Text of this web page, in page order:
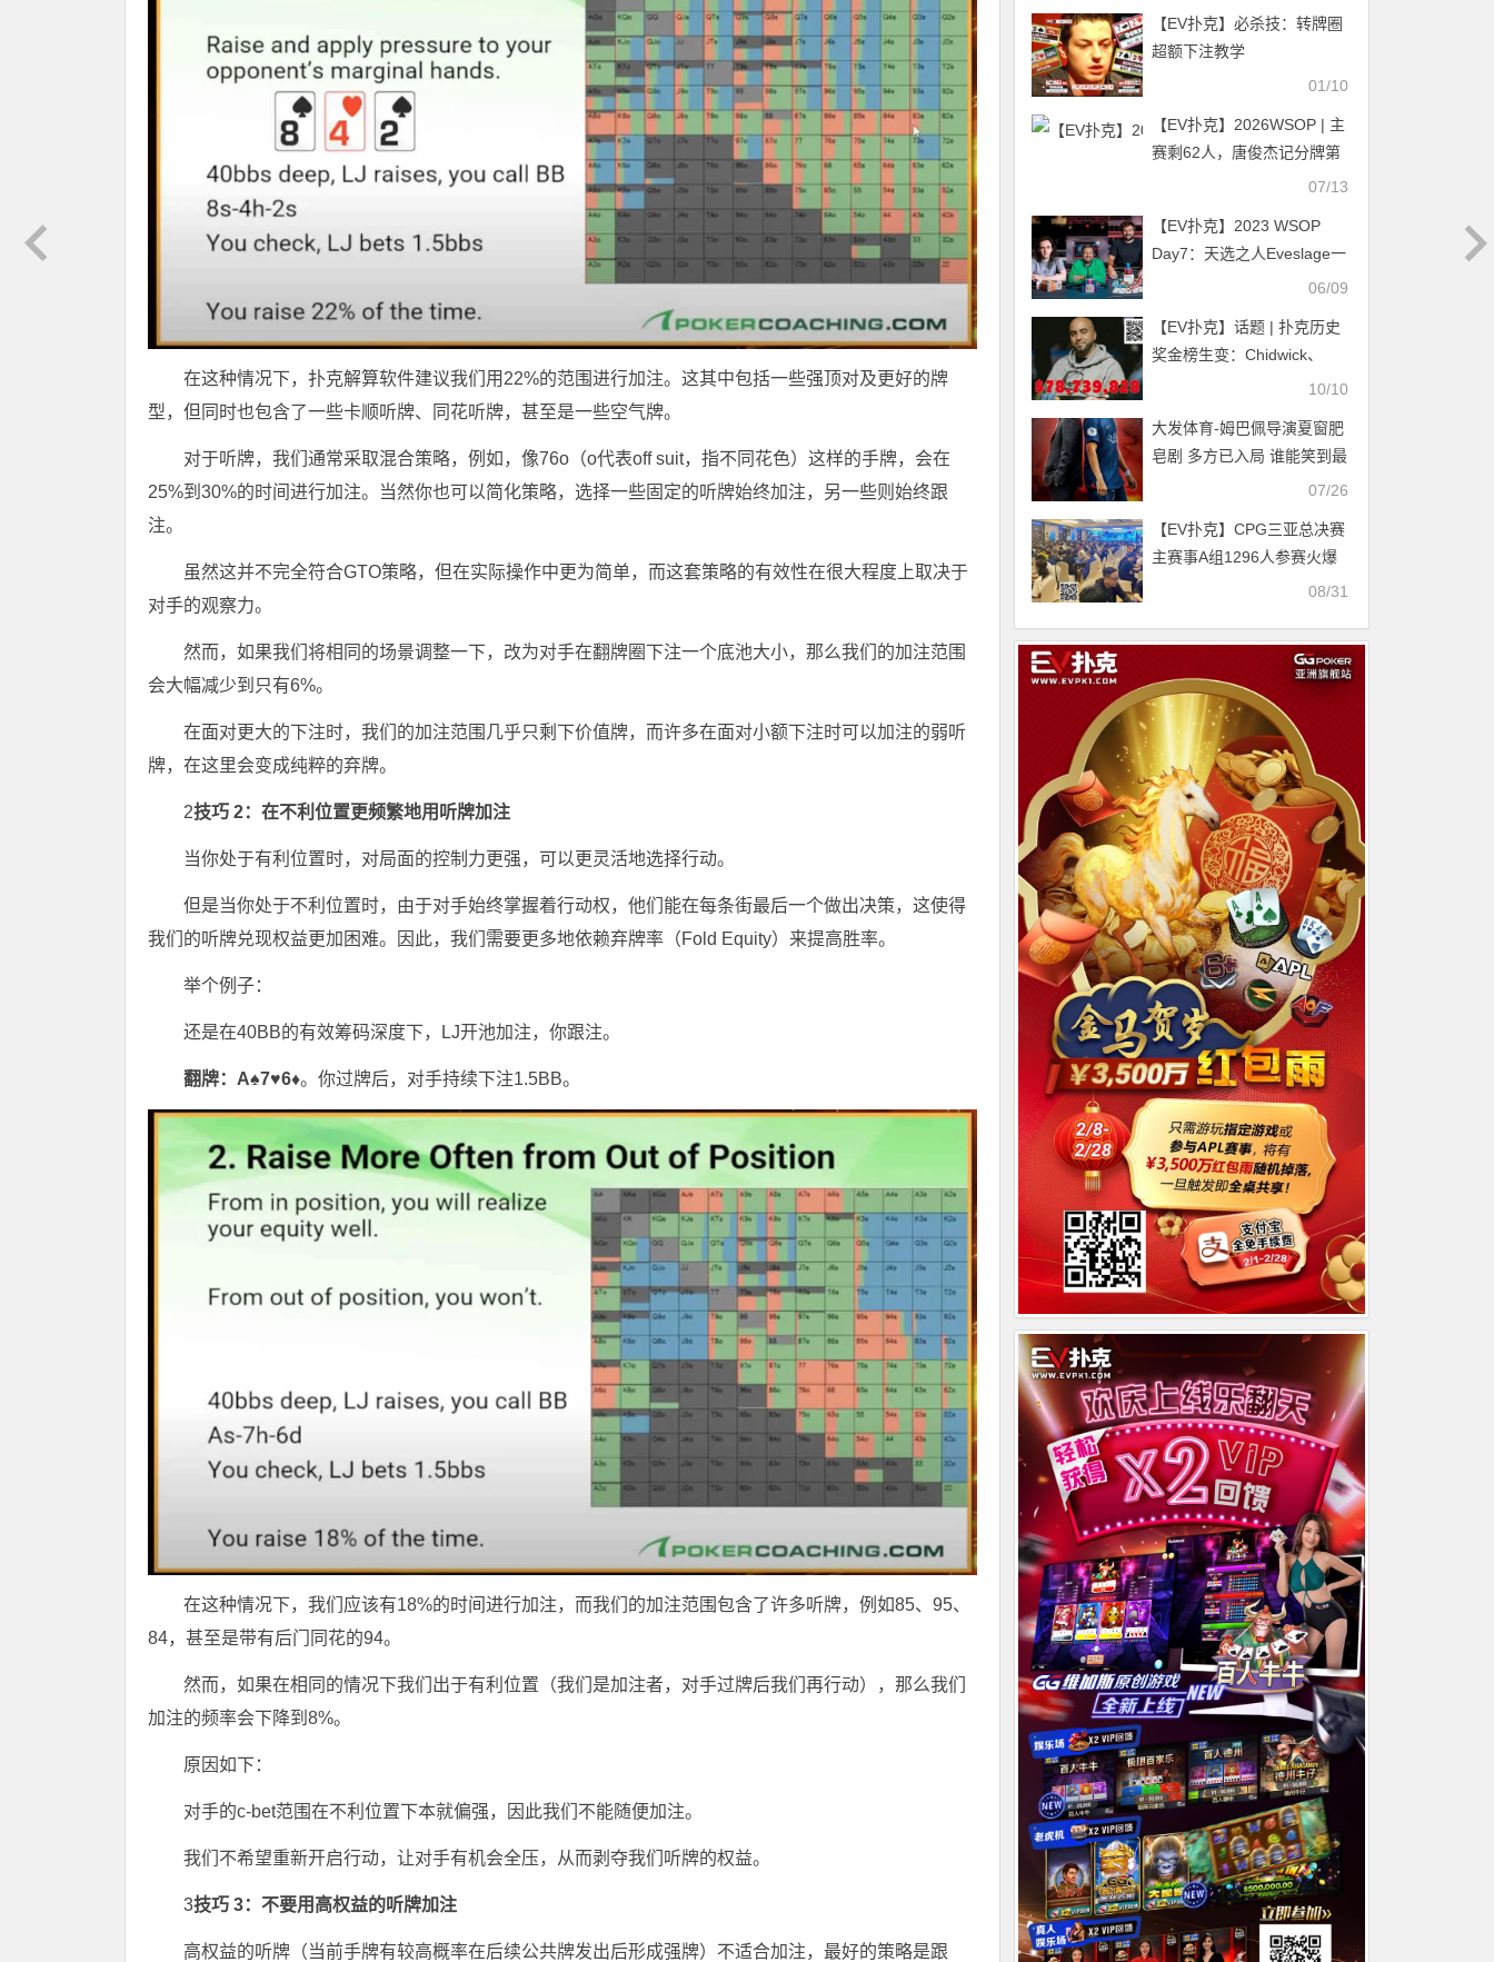
在这种情况下，扑克解算软件建议我们用22%的范围进行加注。这其中包括一些强顶对及更好的牌
型，但同时也包含了一些卡顺听牌、同花听牌，甚至是一些空气牌。
对于听牌，我们通常采取混合策略，例如，像76o（o代表off suit，指不同花色）这样的手牌，会在
25%到30%的时间进行加注。当然你也可以简化策略，选择一些固定的听牌始终加注，另一些则始终跟
注。
虽然这并不完全符合GTO策略，但在实际操作中更为简单，而这套策略的有效性在很大程度上取决于
对手的观察力。
然而，如果我们将相同的场景调整一下，改为对手在翻牌圈下注一个底池大小，那么我们的加注范围
会大幅减少到只有6%。
在面对更大的下注时，我们的加注范围几乎只剩下价值牌，而许多在面对小额下注时可以加注的弱听
牌，在这里会变成纯粹的弃牌。
2技巧 2：在不利位置更频繁地用听牌加注
当你处于有利位置时，对局面的控制力更强，可以更灵活地选择行动。
但是当你处于不利位置时，由于对手始终掌握着行动权，他们能在每条街最后一个做出决策，这使得
我们的听牌兑现权益更加困难。因此，我们需要更多地依赖弃牌率（Fold Equity）来提高胜率。
举个例子：
还是在40BB的有效筹码深度下，LJ开池加注，你跟注。
翻牌：A♠7♥6♦。你过牌后，对手持续下注1.5BB。
在这种情况下，我们应该有18%的时间进行加注，而我们的加注范围包含了许多听牌，例如85、95、
84，甚至是带有后门同花的94。
然而，如果在相同的情况下我们出于有利位置（我们是加注者，对手过牌后我们再行动），那么我们
加注的频率会下降到8%。
原因如下：
对手的c-bet范围在不利位置下本就偏强，因此我们不能随便加注。
我们不希望重新开启行动，让对手有机会全压，从而剥夺我们听牌的权益。
3技巧 3：不要用高权益的听牌加注
高权益的听牌（当前手牌有较高概率在后续公共牌发出后形成强牌）不适合加注，最好的策略是跟
【EV扑克】必杀技：转牌圈
超额下注教学
01/10
【EV扑克】2026WSOP | 主
赛剩62人，唐俊杰记分牌第
七，携手Tianle Wang、章聪
07/13
【EV扑克】2023 WSOP
Day7：天选之人Eveslage一
06/09
【EV扑克】话题 | 扑克历史
奖金榜生变：Chidwick、
Koon步步逼近，Kenney统
10/10
大发体育-姆巴佩导演夏窗肥
皂剧 多方已入局 谁能笑到最
后 ，大发助力你的致富之07/26
【EV扑克】CPG三亚总决赛
主赛事A组1296人参赛火爆
开场！张衍凯293500计分牌
08/31